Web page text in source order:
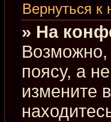
Вернуться к
» На
Возможно,
поясу, а
измените